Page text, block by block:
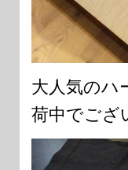
大人気のハ
荷中でござ